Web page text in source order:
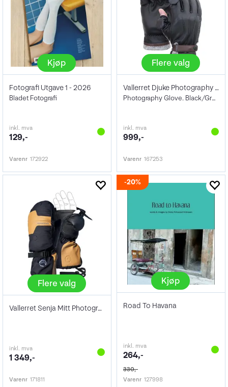
Kjøp
Fotografi Utgave 1 - 2026
Bladet Fotografi
inkl. mva
129,-
Varenr 172922
Flere valg
Vallerret Djuke Photography Gloves
Photography Glove. Black/Grey
inkl. mva
999,-
Varenr 167253
Flere valg
Vallerret Senja Mitt Photography Gloves
inkl. mva
1 349,-
Varenr 171811
20%
Kjøp
Road To Havana
inkl. mva
264,-
330,-
Varenr 127998